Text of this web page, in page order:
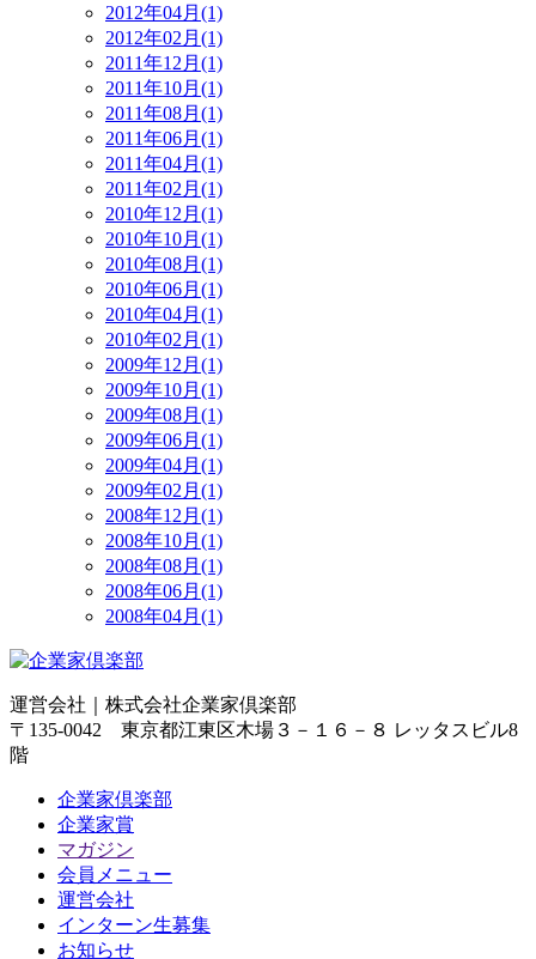
2012年04月(1)
2012年02月(1)
2011年12月(1)
2011年10月(1)
2011年08月(1)
2011年06月(1)
2011年04月(1)
2011年02月(1)
2010年12月(1)
2010年10月(1)
2010年08月(1)
2010年06月(1)
2010年04月(1)
2010年02月(1)
2009年12月(1)
2009年10月(1)
2009年08月(1)
2009年06月(1)
2009年04月(1)
2009年02月(1)
2008年12月(1)
2008年10月(1)
2008年08月(1)
2008年06月(1)
2008年04月(1)
運営会社｜ 株式会社企業家倶楽部
〒135-0042 東京都江東区木場３－１６－８ レッタスビル8
階
企業家倶楽部
企業家賞
マガジン
会員メニュー
運営会社
インターン生募集
お知らせ